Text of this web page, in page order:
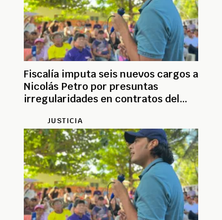
Fiscalía imputa seis nuevos cargos a
Nicolás Petro por presuntas
irregularidades en contratos del
JUSTICIA